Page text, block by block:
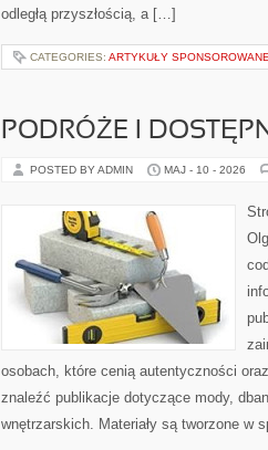
odległą przyszłością, a […]
CATEGORIES: ARTYKUŁY SPONSOROWANE
PODRÓŻE I
POSTED BY ADMIN MAJ - 10 - 2026
osobach, które cenią autentyczności
znaleźć publikacje dotyczące mody,
wnętrzarskich. Materiały są tworzone